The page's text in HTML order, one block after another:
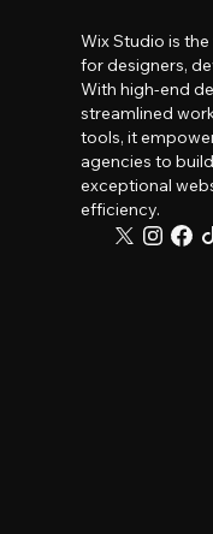
Wix Studio is
for designers,
With high-end
streamlined
tools, it
agencies to
exceptional
efficiency.